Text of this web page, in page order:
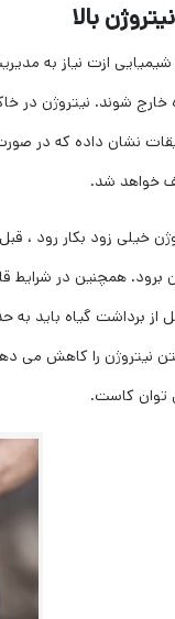
بالا
ازت نیاز به
خارج شوند. نیتروژن در
خواهد شد.
خیلی زود بکار رود
از برداشت گیاه باید به
نیتروژن را کاهش می
توان کاست.